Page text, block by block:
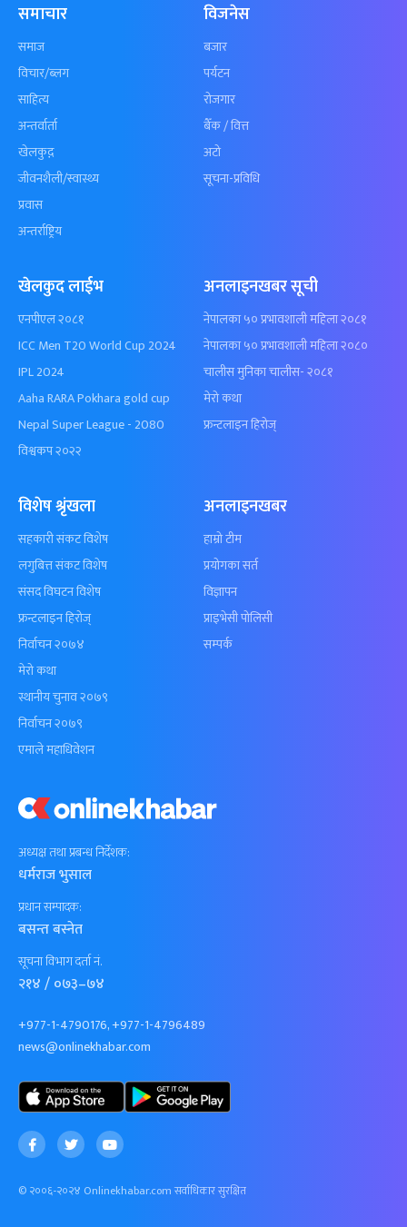
अध्यक्ष तथा प्रबन्ध निर्देशक:
धर्मराज भुसाल
प्रधान सम्पादक:
बसन्त बस्नेत
सूचना विभाग दर्ता नं.
२१४ / ०७३–७४
+977-1-4790176, +977-1-4796489
news@onlinekhabar.com
© २००६-२०२४ Onlinekhabar.com सर्वाधिकार सुरक्षित
समाचार
समाज
विचार/ब्लग
साहित्य
अन्तर्वार्ता
खेलकुद़़
जीवनशैली/स्वास्थ्य
प्रवास
अन्तर्राष्ट्रिय
विजनेस
बजार
पर्यटन
रोजगार
बैँक / वित्त
अटो
सूचना-प्रविधि
खेलकुद लाईभ
एनपीएल २०८१
ICC Men T20 World Cup 2024
IPL 2024
Aaha RARA Pokhara gold cup
Nepal Super League - 2080
विश्वकप २०२२
अनलाइनखबर सूची
नेपालका ५० प्रभावशाली महिला २०८१
नेपालका ५० प्रभावशाली महिला २०८०
चालीस मुनिका चालीस- २०८१
मेरो कथा
फ्रन्टलाइन हिरोज्
विशेष श्रृंखला
सहकारी संकट विशेष
लगुबित्त संकट विशेष
संसद विघटन विशेष
फ्रन्टलाइन हिरोज्
निर्वाचन २०७४
मेरो कथा
स्थानीय चुनाव २०७९
निर्वाचन २०७९
एमाले महाधिवेशन
अनलाइनखबर
हाम्रो टीम
प्रयोगका सर्त
विज्ञापन
प्राइभेसी पोलिसी
सम्पर्क